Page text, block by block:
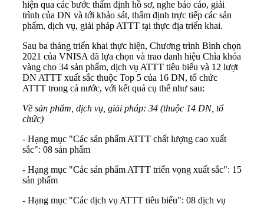
hiện qua các bước thẩm định hồ sơ, nghe báo cáo, giải
trình của DN và tới khảo sát, thẩm định trực tiếp các sản
phẩm, dịch vụ, giải pháp ATTT tại thực địa triển khai.
Sau ba tháng triển khai thực hiện, Chương trình Bình chọn
2021 của VNISA đã lựa chọn và trao danh hiệu Chìa khóa
vàng cho 34 sản phẩm, dịch vụ ATTT tiêu biểu và 12 lượt
DN ATTT xuất sắc thuộc Top 5 của 16 DN, tổ chức
ATTT trong cả nước, với kết quả cụ thể như sau:
Về sản phẩm, dịch vụ, giải pháp: 34 (thuộc 14 DN, tổ
chức)
- Hạng mục "Các sản phẩm ATTT chất lượng cao xuất
sắc": 08 sản phẩm
- Hạng mục "Các sản phẩm ATTT triển vọng xuất sắc": 15
sản phẩm
- Hạng mục "Các dịch vụ ATTT tiêu biểu": 08 dịch vụ